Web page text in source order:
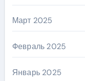
Март 2025
Февраль 2025
Январь 2025